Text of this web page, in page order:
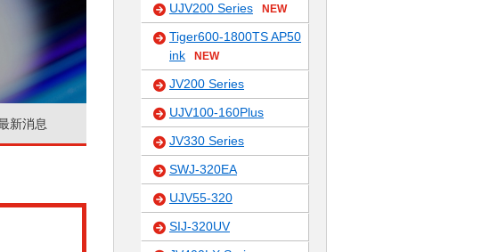
新消息
UJV200 Series NEW
Tiger600-1800TS AP50
ink
NEW
JV200 Series
UJV100-160Plus
JV330 Series
SWJ-320EA
UJV55-320
SIJ-320UV